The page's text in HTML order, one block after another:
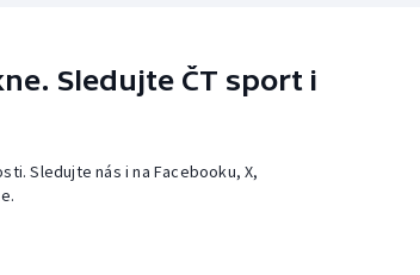
Sledujte ČT sport i
Sledujte nás i na Facebooku, X,